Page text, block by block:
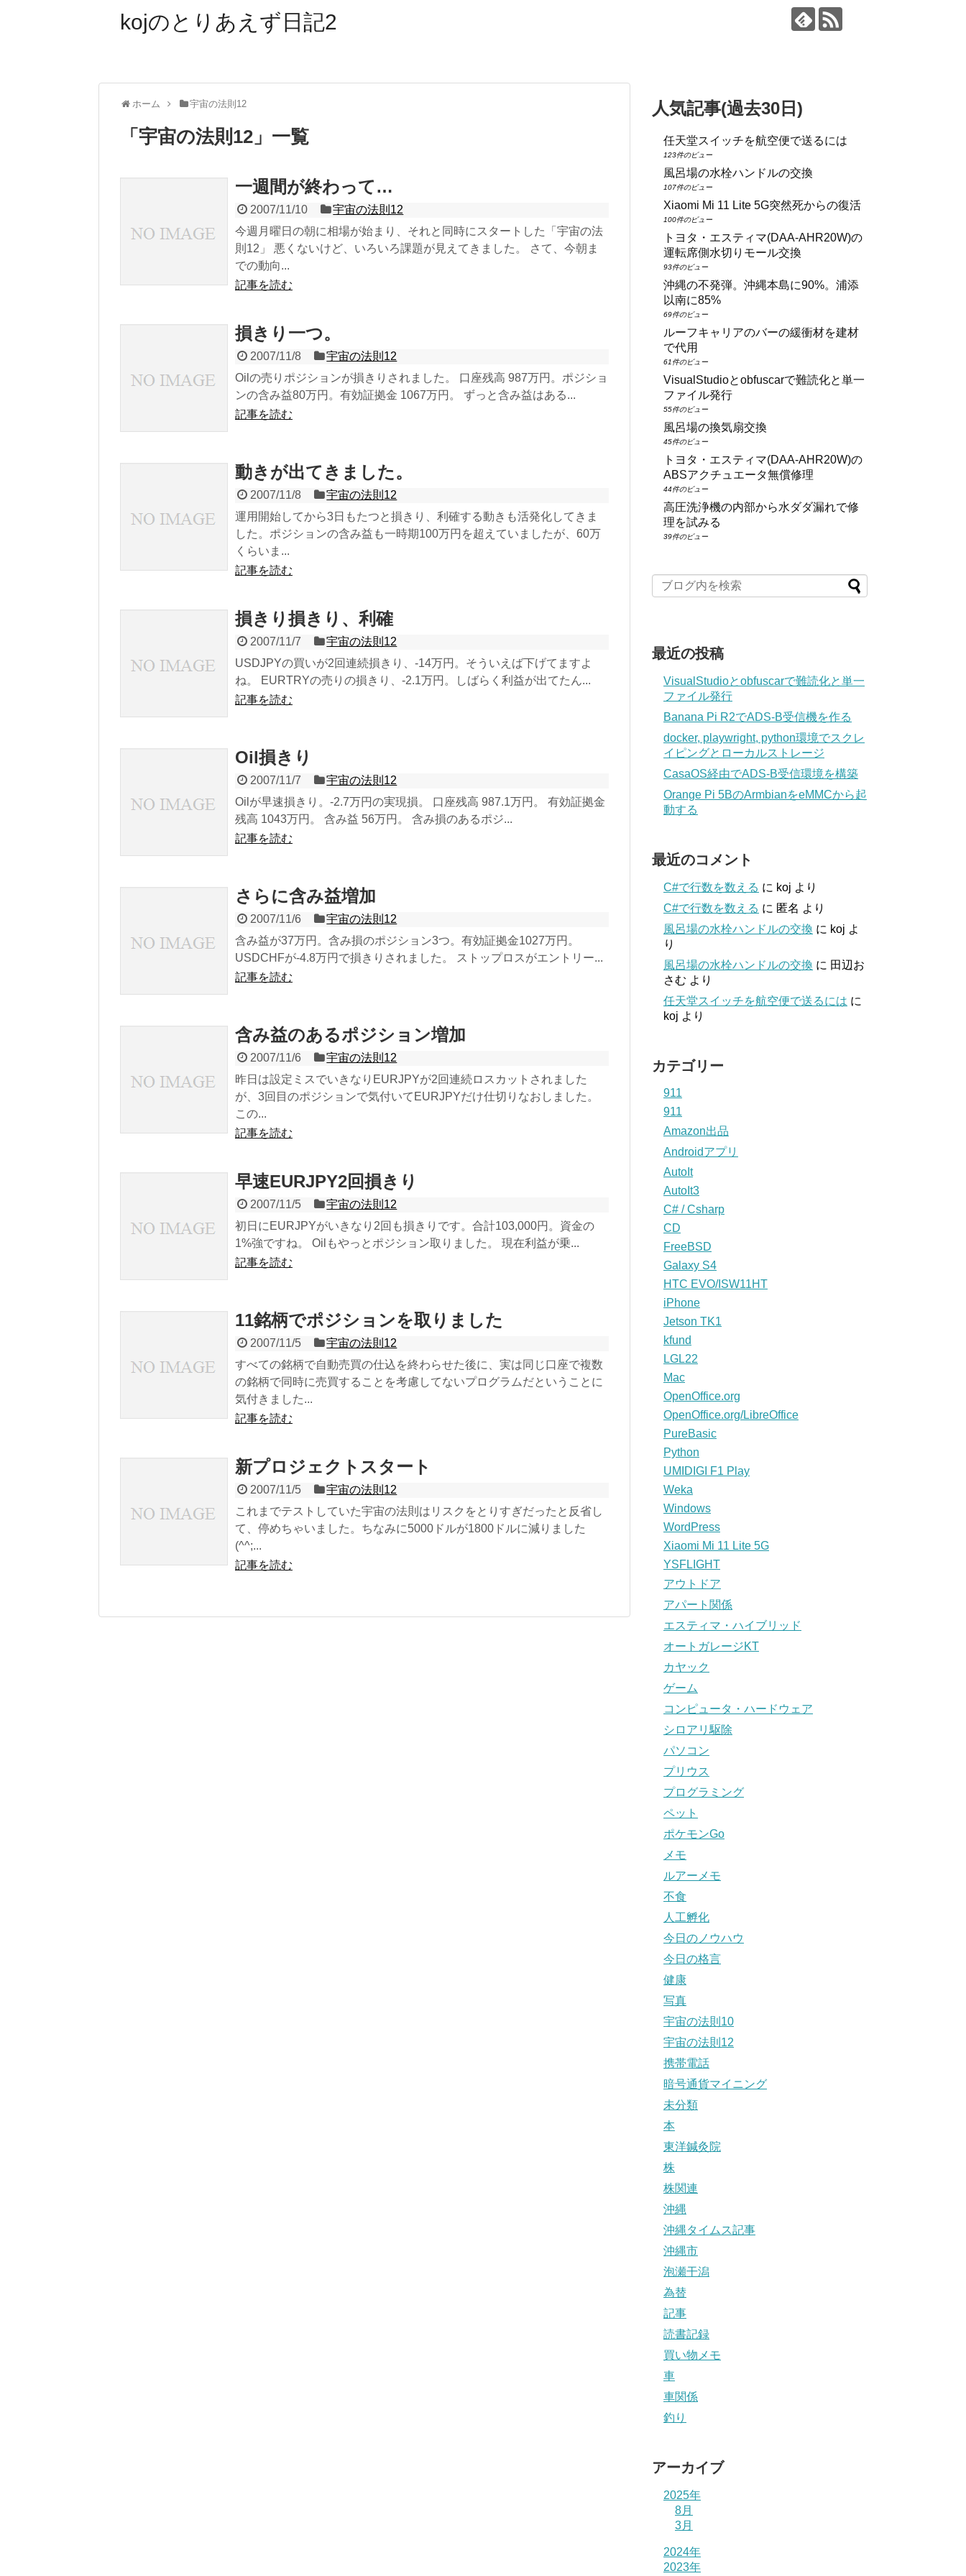
kojのとりあえず日記2
ホーム 宇宙の法則12
「 宇宙の法則12 」 一覧
一週間が終わって…
2007/11/10
宇宙の法則12
今週月曜日の朝に相場が始まり、それと同時にスタートした「宇宙の法
則12」 悪くないけど、いろいろ課題が見えてきました。 さて、今朝ま
での動向...
記事を読む
損きり一つ。
2007/11/8
宇宙の法則12
Oilの売りポジションが損きりされました。 口座残高 987万円。ポジショ
ンの含み益80万円。有効証拠金 1067万円。 ずっと含み益はある...
記事を読む
動きが出てきました。
2007/11/8
宇宙の法則12
運用開始してから3日もたつと損きり、利確する動きも活発化してきま
した。ポジションの含み益も一時期100万円を超えていましたが、60万
くらいま...
記事を読む
損きり損きり、利確
2007/11/7
宇宙の法則12
USDJPYの買いが2回連続損きり、-14万円。そういえば下げてますよ
ね。 EURTRYの売りの損きり、-2.1万円。しばらく利益が出てたん...
記事を読む
Oil損きり
2007/11/7
宇宙の法則12
Oilが早速損きり。-2.7万円の実現損。 口座残高 987.1万円。 有効証拠金
残高 1043万円。 含み益 56万円。 含み損のあるポジ...
記事を読む
さらに含み益増加
2007/11/6
宇宙の法則12
含み益が37万円。含み損のポジション3つ。有効証拠金1027万円。
USDCHFが-4.8万円で損きりされました。 ストップロスがエントリー...
記事を読む
含み益のあるポジション増加
2007/11/6
宇宙の法則12
昨日は設定ミスでいきなりEURJPYが2回連続ロスカットされました
が、3回目のポジションで気付いてEURJPYだけ仕切りなおしました。
この...
記事を読む
早速EURJPY2回損きり
2007/11/5
宇宙の法則12
初日にEURJPYがいきなり2回も損きりです。合計103,000円。資金の
1%強ですね。 Oilもやっとポジション取りました。 現在利益が乗...
記事を読む
11銘柄でポジションを取りました
2007/11/5
宇宙の法則12
すべての銘柄で自動売買の仕込を終わらせた後に、実は同じ口座で複数
の銘柄で同時に売買することを考慮してないプログラムだということに
気付きました...
記事を読む
新プロジェクトスタート
2007/11/5
宇宙の法則12
これまでテストしていた宇宙の法則はリスクをとりすぎだったと反省し
て、停めちゃいました。ちなみに5000ドルが1800ドルに減りました
(^^;...
記事を読む
人気記事(過去30日)
任天堂スイッチを航空便で送るには
123件のビュー
風呂場の水栓ハンドルの交換
107件のビュー
Xiaomi Mi 11 Lite 5G突然死からの復活
100件のビュー
トヨタ・エスティマ(DAA‑AHR20W)の
運転席側水切りモール交換
93件のビュー
沖縄の不発弾。沖縄本島に90%。浦添
以南に85%
69件のビュー
ルーフキャリアのバーの緩衝材を建材
で代用
61件のビュー
VisualStudioとobfuscarで難読化と単一
ファイル発行
55件のビュー
風呂場の換気扇交換
45件のビュー
トヨタ・エスティマ(DAA‑AHR20W)の
ABSアクチュエータ無償修理
44件のビュー
高圧洗浄機の内部から水ダダ漏れで修
理を試みる
39件のビュー
最近の投稿
VisualStudioとobfuscarで難読化と単一
ファイル発行
Banana Pi R2でADS-B受信機を作る
docker, playwright, python環境でスクレ
イピングとローカルストレージ
CasaOS経由でADS-B受信環境を構築
Orange Pi 5BのArmbianをeMMCから起
動する
最近のコメント
C#で行数を数える に koj より
C#で行数を数える に 匿名 より
風呂場の水栓ハンドルの交換 に koj よ
り
風呂場の水栓ハンドルの交換 に 田辺お
さむ より
任天堂スイッチを航空便で送るには に
koj より
カテゴリー
911
911
Amazon出品
Androidアプリ
AutoIt
AutoIt3
C# / Csharp
CD
FreeBSD
Galaxy S4
HTC EVO/ISW11HT
iPhone
Jetson TK1
kfund
LGL22
Mac
OpenOffice.org
OpenOffice.org/LibreOffice
PureBasic
Python
UMIDIGI F1 Play
Weka
Windows
WordPress
Xiaomi Mi 11 Lite 5G
YSFLIGHT
アウトドア
アパート関係
エスティマ・ハイブリッド
オートガレージKT
カヤック
ゲーム
コンピュータ・ハードウェア
シロアリ駆除
パソコン
プリウス
プログラミング
ペット
ポケモンGo
メモ
ルアーメモ
不食
人工孵化
今日のノウハウ
今日の格言
健康
写真
宇宙の法則10
宇宙の法則12
携帯電話
暗号通貨マイニング
未分類
本
東洋鍼灸院
株
株関連
沖縄
沖縄タイムス記事
沖縄市
泡瀬干潟
為替
記事
読書記録
買い物メモ
車
車関係
釣り
アーカイブ
2025年
8月
3月
2024年
2023年